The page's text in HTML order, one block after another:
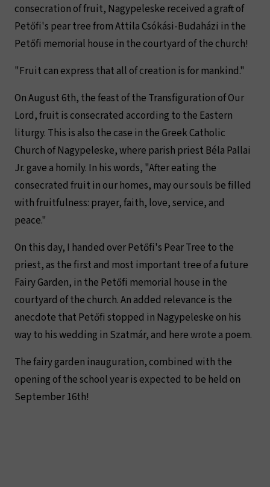
consecration of fruit, Nagypeleske received a graft of
Petőfi's pear tree from Attila Csókási-Budaházi in the
Petőfi memorial house in the courtyard of the church!
"Fruit can express that all of creation is for mankind."
On August 6th, the feast of the Transfiguration of Our
Lord, fruit is consecrated according to the Eastern
liturgy. This is also the case in the Greek Catholic
Church of Nagypeleske, where parish priest Béla Pallai
Jr. gave a homily. In his words, "After eating the
consecrated fruit in our homes, may our souls be filled
with fruitfulness: prayer, faith, love, service, and
peace."
On this day, I handed over Petőfi's Pear Tree to the
priest, as the first and most important tree of a future
Fairy Garden, in the Petőfi memorial house in the
courtyard of the church. An added relevance is the
anecdote that Petőfi stopped in Nagypeleske on his
way to his wedding in Szatmár, and here wrote a poem.
The fairy garden inauguration, combined with the
opening of the school year is expected to be held on
September 16th!